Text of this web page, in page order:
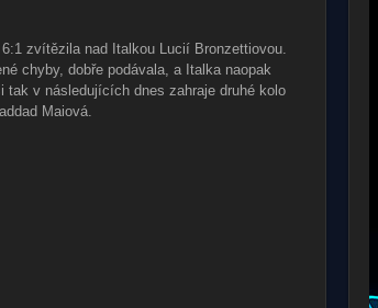
zvítězila nad Italkou Lucií Bronzettiovou.
chyby, dobře podávala, a Italka naopak
tak v následujících dnes zahraje druhé kolo
Maiová.